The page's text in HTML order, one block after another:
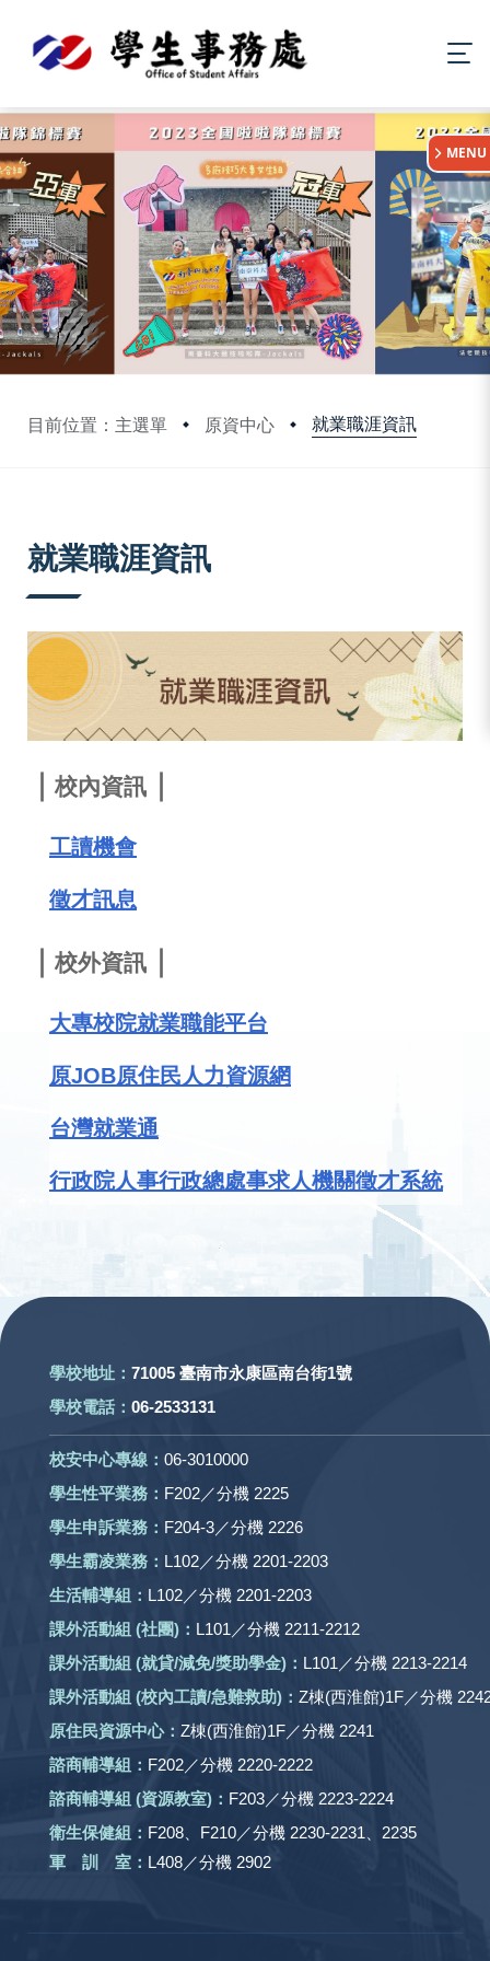
目前位置：主選單 原資中心 就業職涯資訊
MENU
就業職涯資訊
校內資訊
工讀機會
徵才訊息
校外資訊
大專校院就業職能平台
原JOB原住民人力資源網
台灣就業通
行政院人事行政總處事求人機關徵才系統
學校地址： 71005 臺南市永康區南台街1號
學校電話： 06-2533131
校安中心專線： 06-3010000
學生性平業務： F202／分機 2225
學生申訴業務： F204-3／分機 2226
學生霸凌業務： L102／分機 2201-2203
生活輔導組： L102／分機 2201-2203
課外活動組 (社團) ： L101／分機 2211-2212
課外活動組 (就貸/減免/獎助學金)： L101／分機 2213-2214
課外活動組 (校內工讀/急難救助) ： Z棟(西淮館)1F／分機
原住民資源中心： Z棟(西淮館)1F／分機 2241
諮商輔導組： F202／分機 2220-2222
諮商輔導組 (資源教室)： F203／分機 2223-2224
衛生保健組： F208、F210／分機 2230-2231、2235
軍 訓 室： L408／分機 2902